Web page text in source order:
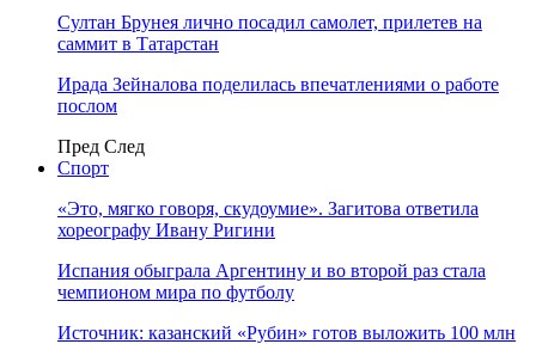
Султан Брунея лично посадил самолет, прилетев на
саммит в Татарстан
Ирада Зейналова поделилась впечатлениями о работе
послом
Пред След
Спорт
«Это, мягко говоря, скудоумие». Загитова ответила
хореографу Ивану Ригини
Испания обыграла Аргентину и во второй раз стала
чемпионом мира по футболу
Источник: казанский «Рубин» готов выложить 100 млн